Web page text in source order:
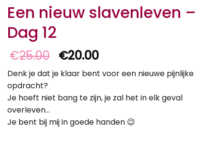
Een nieuw slavenleven –
Dag 12
€25.00 Oorspronkelijke
prijs
was:
€20.00Huidige
prijs
is:
Denk je dat je klaar bent voor een nieuwe pijnlijke
opdracht?
Je hoeft niet bang te zijn, je zal het in elk geval
overleven…
Je bent bij mij in goede handen 😉